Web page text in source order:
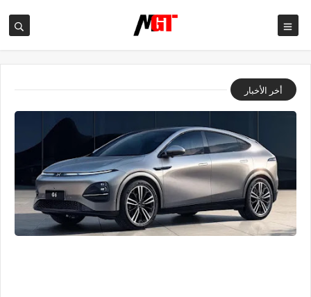
أخر الأخبار